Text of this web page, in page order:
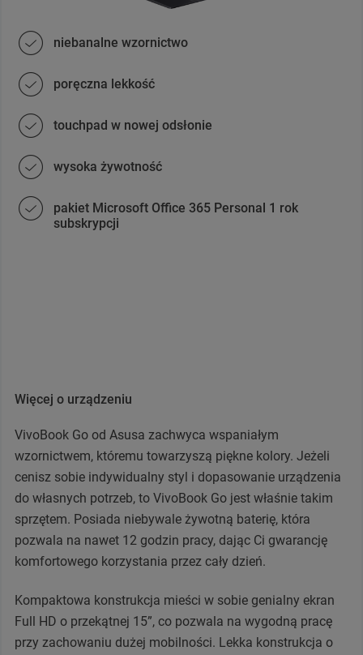
niebanalne wzornictwo
poręczna lekkość
touchpad w nowej odsłonie
wysoka żywotność
pakiet Microsoft Office 365 Personal 1 rok
subskrypcji
Więcej o urządzeniu
VivoBook Go od Asusa zachwyca wspaniałym
wzornictwem, któremu towarzyszą piękne kolory. Jeżeli
cenisz sobie indywidualny styl i dopasowanie urządzenia
do własnych potrzeb, to VivoBook Go jest właśnie takim
sprzętem. Posiada niebywale żywotną baterię, która
pozwala na nawet 12 godzin pracy, dając Ci gwarancję
komfortowego korzystania przez cały dzień.
Kompaktowa konstrukcja mieści w sobie genialny ekran
Full HD o przekątnej 15”, co pozwala na wygodną pracę
przy zachowaniu dużej mobilności. Lekka konstrukcja o